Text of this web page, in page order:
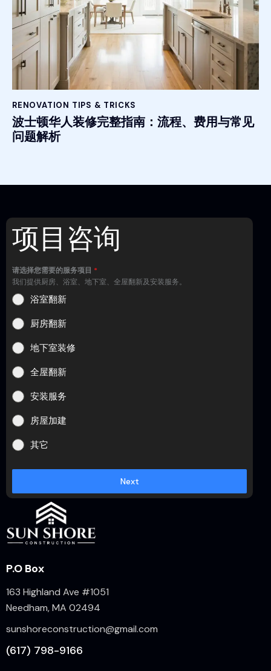
RENOVATION TIPS & TRICKS
波士顿华人装修完整指南：流程、费用与常见
问题解析
项目咨询
请选择您需要的服务项目 *
我们提供厨房、浴室、地下室、全屋翻新及安装服务。
浴室翻新
厨房翻新
地下室装修
全屋翻新
安装服务
房屋加建
其它
Next
P.O Box
163 Highland Ave #1051
Needham, MA 02494
sunshoreconstruction@gmail.com
(617) 798-9166